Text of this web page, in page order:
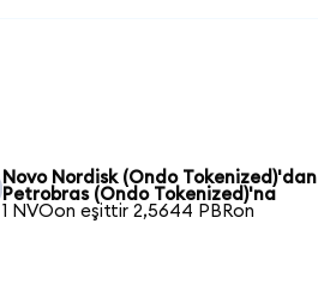
Novo Nordisk (Ondo Tokenized)'dan
Petrobras (Ondo Tokenized)'na
1 NVOon eşittir 2,5644 PBRon